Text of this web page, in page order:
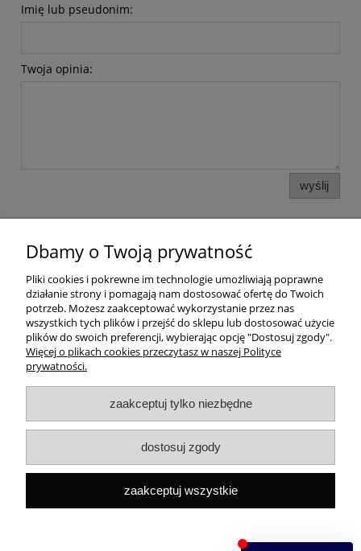
Imię lub pseudonim:
Twoja opinia:
wyślij
Pomoc
Dostawa
Moje konto
O firmie
Rekomendowane strony
Szybki kontakt
Capital ul. Tenisowa 8/U1, 02-602 Warszawa, Tel:+48
Dbamy o Twoją prywatność
Pliki cookies i pokrewne im technologie umożliwiają poprawne
działanie strony i pomagają nam dostosować ofertę do Twoich
potrzeb. Możesz zaakceptować wykorzystanie przez nas
wszystkich tych plików i przejść do sklepu lub dostosować użycie
plików do swoich preferencji, wybierając opcję "Dostosuj zgody".
Więcej o plikach cookies przeczytasz w naszej Polityce
prywatności.
zaakceptuj tylko niezbędne
dostosuj zgody
zaakceptuj wszystkie